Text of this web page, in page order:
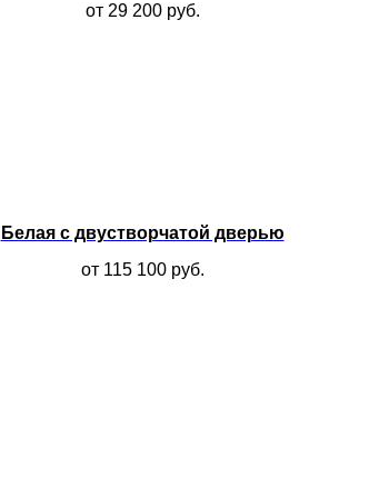
от 29 200 руб.
Белая с двустворчатой дверью
от 115 100 руб.